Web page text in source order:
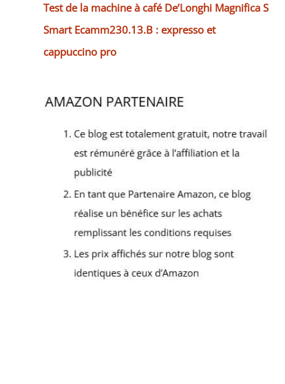
Test de la machine à café De’Longhi Magnifica S
Smart Ecamm230.13.B : expresso et
cappuccino pro